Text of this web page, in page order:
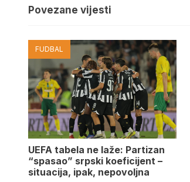
Povezane vijesti
FUDBAL
UEFA tabela ne laže: Partizan
“spasao” srpski koeficijent –
situacija, ipak, nepovoljna